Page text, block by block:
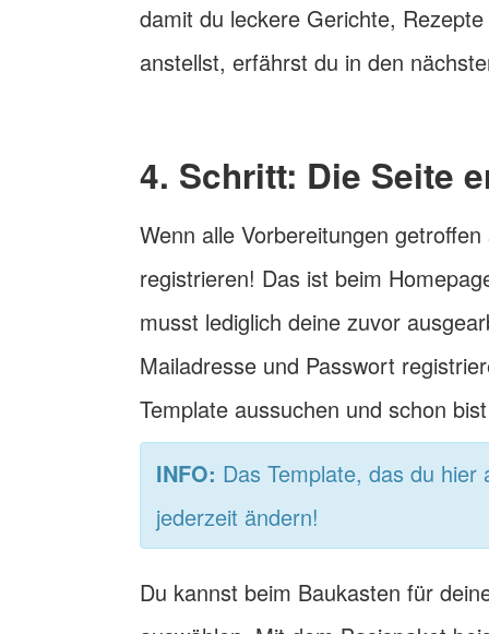
damit du leckere Gerichte,
anstellst, erfährst du in den
4. Schritt: Die Seite
Wenn alle Vorbereitungen
registrieren! Das ist beim
musst lediglich deine zuvor
Mailadresse und Passwort
Template aussuchen und schon
INFO: Das Template, das du
jederzeit ändern!
Du kannst beim Baukasten für